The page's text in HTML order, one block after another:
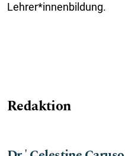
Lehrer*innenbildung.
Redaktion